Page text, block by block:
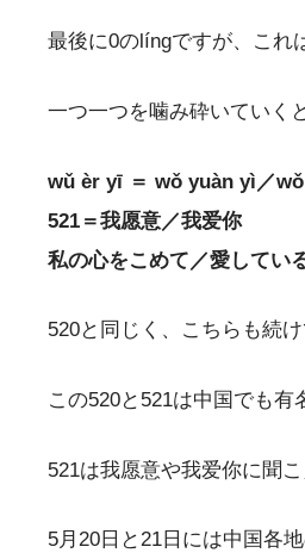
最後に0のlíngですが、これ
一つ一つを噛み砕いていく
wǔ èr yī ＝ wǒ yuàn yì／
521＝我愿意／我爱你
私の心をこめて／愛してい
520と同じく、こちらも続
この520と521は中国でも有
521は我愿意や我爱你に聞
5月20日と21日には中国各